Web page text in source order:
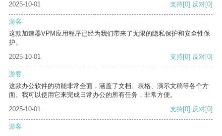
2025-10-01
支持[0] 反对[0]
游客
这款加速器VPM应用程序已经为我们带来了无限的隐私保护和安全性保
护。
2025-10-01
支持[0] 反对[0]
游客
这款办公软件的功能非常全面，涵盖了文档、表格、演示文稿等各个方
面。我可以使用它来完成日常办公的所有任务，非常方便。
2025-10-01
支持[0] 反对[0]
游客